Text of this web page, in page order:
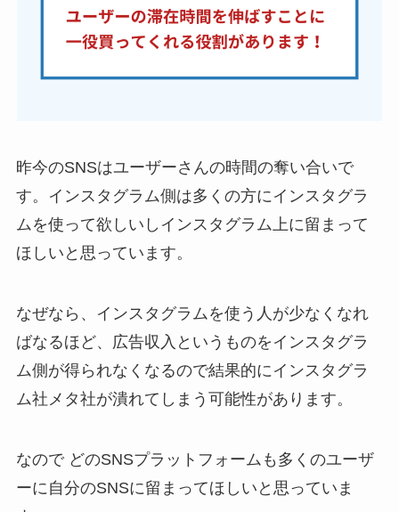
昨今のSNSはユーザーさんの時間の奪い合いで
す。インスタグラム側は多くの方にインスタグラ
ムを使って欲しいしインスタグラム上に留まって
ほしいと思っています。
なぜなら、インスタグラムを使う人が少なくなれ
ばなるほど、広告収入というものをインスタグラ
ム側が得られなくなるので結果的にインスタグラ
ム社メタ社が潰れてしまう可能性があります。
なので どのSNSプラットフォームも多くのユーザ
ーに自分のSNSに留まってほしいと思っていま